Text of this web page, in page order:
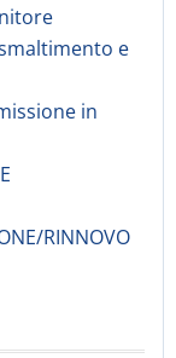
e
in
RINNOVO